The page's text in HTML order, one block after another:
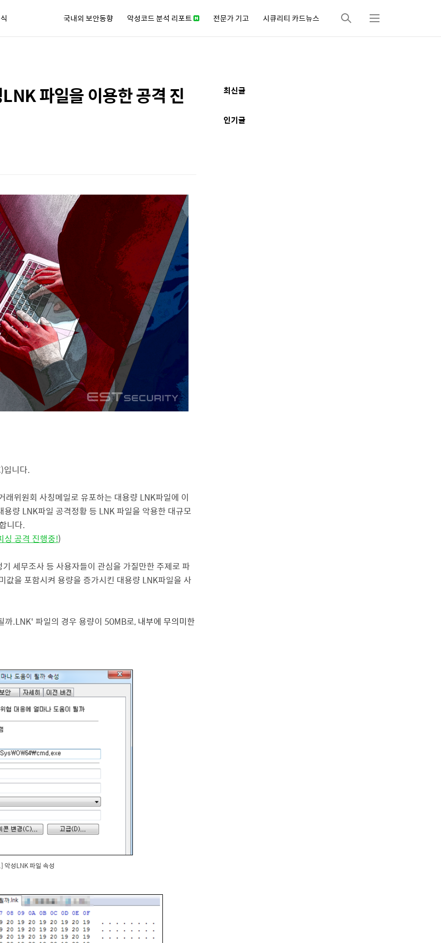
국내외 보안동향 악성코드 분석 리포트 전문가 기고 시큐리티 카드뉴스
검
메
파일을 이용한 공격 진
입니다.
위원회 사칭메일로 유포하는 대용량 LNK파일에 이
량 LNK파일 공격정황 등 LNK 파일을 악용한 대규모
니다.
싱 공격 진행중!)
세무조사 등 사용자들이 관심을 가질만한 주제로 파
값을 포함시켜 용량을 증가시킨 대용량 LNK파일을 사
까.LNK' 파일의 경우 용량이 50MB로,내부에 무의미한
악성LNK 파일 속성
추
정
최신글
인기글